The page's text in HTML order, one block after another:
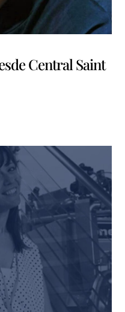
Central Saint